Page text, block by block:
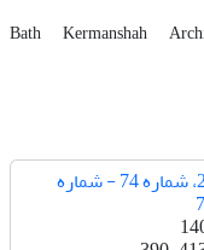
Bath Kermanshah
دوره 24، شماره 74 - شماره